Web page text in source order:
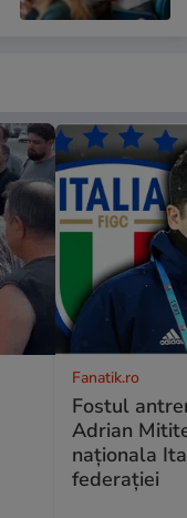
Fanatik.ro
Fostul
Adrian
naționala
federației